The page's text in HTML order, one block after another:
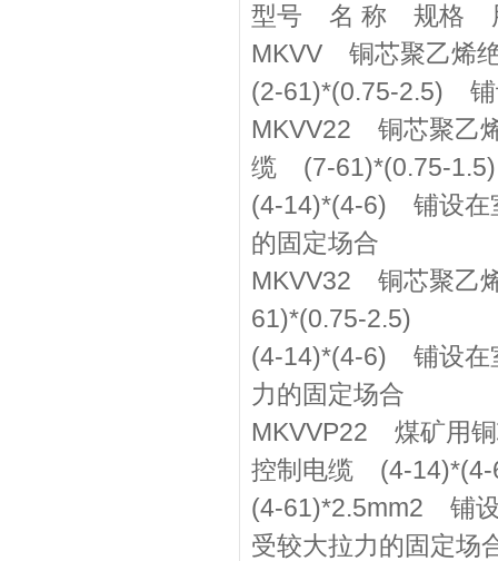
型号 名 称 规格
MKVV 铜芯聚乙烯
(2-61)*(0.75-2.5) 铺
MKVV22 铜芯聚乙
缆 (7-61)*(0.75-1.5)
(4-14)*(4-6) 铺设在
的固定场合
MKVV32 铜芯聚乙
61)*(0.75-2.5)
(4-14)*(4-6) 铺设在
力的固定场合
MKVVP22 煤矿用铜
控制电缆 (4-14)*(4-
(4-61)*2.5mm2 铺设
受较大拉力的固定场